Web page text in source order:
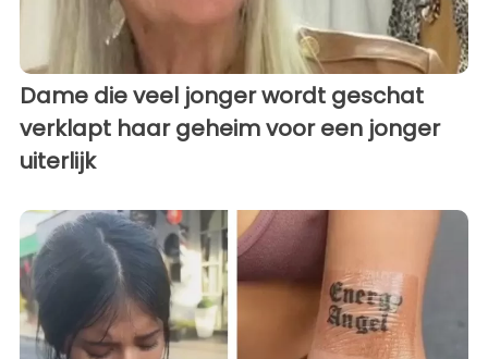
Dame die veel jonger wordt geschat
verklapt haar geheim voor een jonger
uiterlijk